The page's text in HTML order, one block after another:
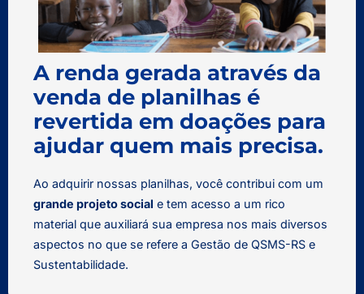
A renda gerada através da
venda de planilhas é
revertida em doações para
ajudar quem mais precisa.
Ao adquirir nossas planilhas, você contribui com um
grande projeto social e tem acesso a um rico
material que auxiliará sua empresa nos mais diversos
aspectos no que se refere a Gestão de QSMS-RS e
Sustentabilidade.